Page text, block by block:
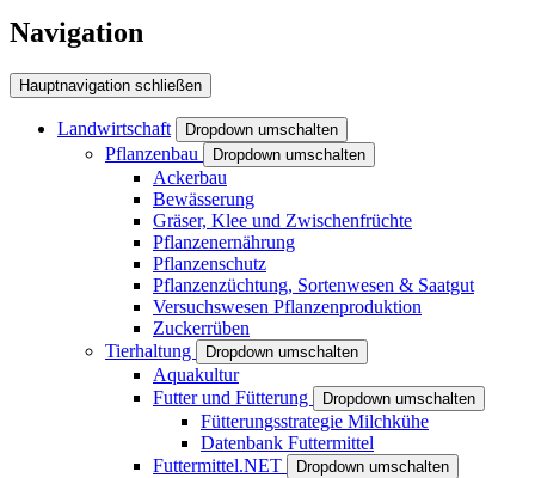
Navigation
Hauptnavigation schließen
Landwirtschaft Dropdown umschalten
Pflanzenbau Dropdown umschalten
Ackerbau
Bewässerung
Gräser, Klee und Zwischenfrüchte
Pflanzenernährung
Pflanzenschutz
Pflanzenzüchtung, Sortenwesen & Saatgut
Versuchswesen Pflanzenproduktion
Zuckerrüben
Tierhaltung
Dropdown umschalten
Aquakultur
Futter und Fütterung
Dropdown umschalten
Fütterungsstrategie Milchkühe
Datenbank Futtermittel
Futtermittel.NET
Dropdown umschalten